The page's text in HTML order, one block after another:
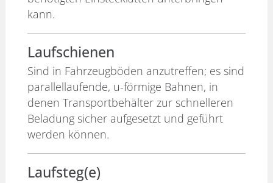
kann.
Laufschienen
Sind in Fahrzeugböden anzutreffen; es sind
parallellaufende, u-förmige Bahnen, in
denen Transportbehälter zur schnelleren
Beladung sicher aufgesetzt und geführt
werden können.
Laufsteg(e)